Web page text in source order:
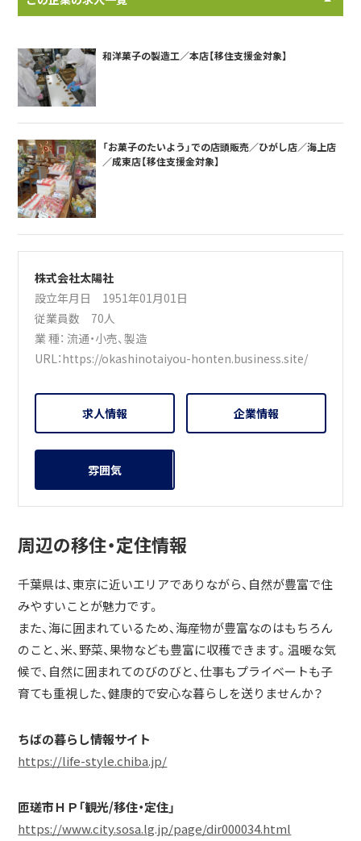
和洋菓子の製造工／本店【移住支援金対象】
「お菓子のたいよう」での店頭販売／ひがし店／海上店
／成東店【移住支援金対象】
株式会社太陽社
設立年月日 1951年01月01日
従業員数 70人
業 種：流通・小売、製造
URL：https://okashinotaiyou-honten.business.site/
求人情報 企業情報
雰囲気
周辺の移住・定住情報
千葉県は、東京に近いエリアでありながら、自然が豊富で住
みやすいことが魅力です。
また、海に囲まれているため、海産物が豊富なのはもちろん
のこと、米、野菜、果物なども豊富に収穫できます。温暖な気
候で、自然に囲まれてのびのびと、仕事もプライベートも子
育ても重視した、健康的で安心な暮らしを送りませんか？
ちばの暮らし情報サイト
https://life-style.chiba.jp/
匝瑳市ＨＰ「観光/移住・定住」
https://www.city.sosa.lg.jp/page/dir000034.html